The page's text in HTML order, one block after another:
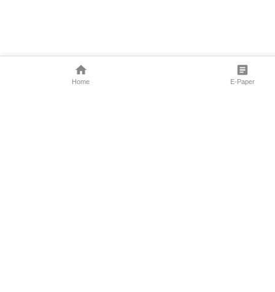
Home E-Paper